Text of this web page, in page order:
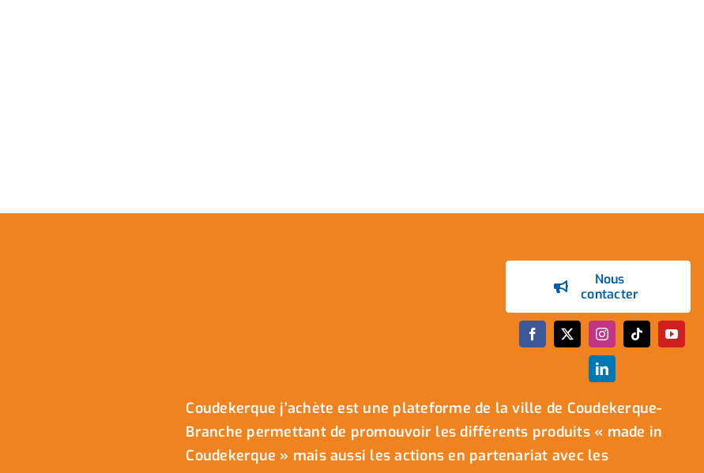
Nous
contacter
Coudekerque j’achète est une plateforme de la ville de Coudekerque-
Branche permettant de promouvoir les différents produits « made in
Coudekerque » mais aussi les actions en partenariat avec les